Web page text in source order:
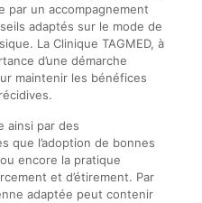
par un accompagnement
adaptés sur le mode de
La Clinique TAGMED, à
d’une démarche
maintenir les bénéfices
ainsi par des
que l’adoption de bonnes
encore la pratique
et d’étirement. Par
adaptée peut contenir